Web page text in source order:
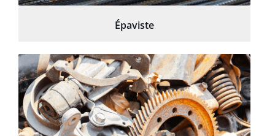
Épaviste